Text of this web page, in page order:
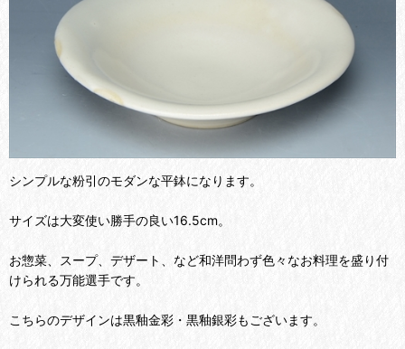
シンプルな粉引のモダンな平鉢になります。
サイズは大変使い勝手の良い16.5cm。
お惣菜、スープ、デザート、など和洋問わず色々なお料理を盛り付
けられる万能選手です。
こちらのデザインは黒釉金彩・黒釉銀彩もございます。